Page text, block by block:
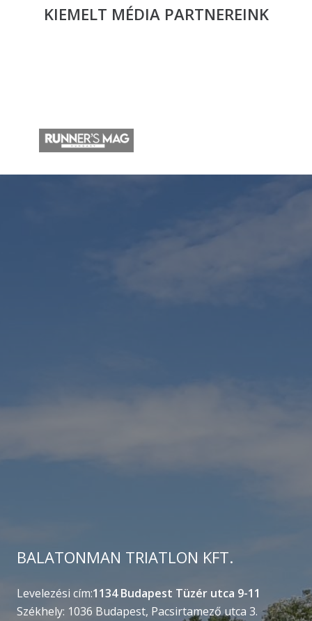
KIEMELT MÉDIA PARTNEREINK
BALATONMAN TRIATLON KFT.
Levelezési cím:1134 Budapest Tüzér utca 9-11
Székhely: 1036 Budapest, Pacsirtamező utca 3.